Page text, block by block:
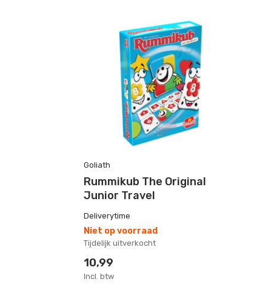
Goliath
Rummikub The Original
Junior Travel
Deliverytime
Niet op voorraad
Tijdelijk uitverkocht
10,99
Incl. btw